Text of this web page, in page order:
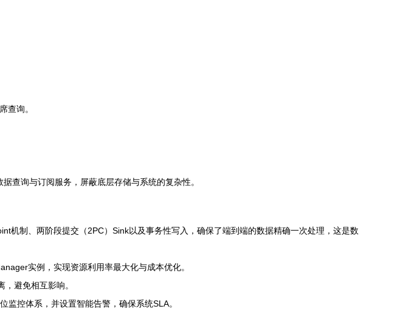
查询。
查询与订阅服务，屏蔽底层存储与系统的复杂性。
机制、两阶段提交（2PC）Sink以及事务性写入，确保了端到端的数据精确一次处理，这是数
实例，实现资源利用率最大化与成本优化。
避免相互影响。
监控体系，并设置智能告警，确保系统SLA。